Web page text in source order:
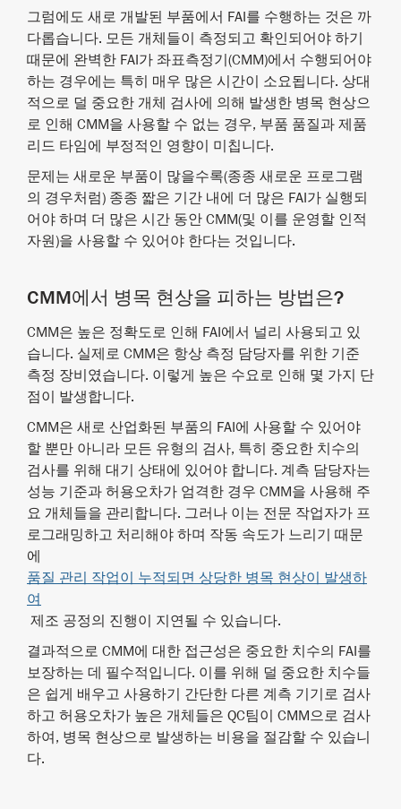
그럼에도 새로 개발된 부품에서 FAI를 수행하는 것은 까
다롭습니다. 모든 개체들이 측정되고 확인되어야 하기
때문에 완벽한 FAI가 좌표측정기(CMM)에서 수행되어야
하는 경우에는 특히 매우 많은 시간이 소요됩니다. 상대
적으로 덜 중요한 개체 검사에 의해 발생한 병목 현상으
로 인해 CMM을 사용할 수 없는 경우, 부품 품질과 제품
리드 타임에 부정적인 영향이 미칩니다.
문제는 새로운 부품이 많을수록(종종 새로운 프로그램
의 경우처럼) 종종 짧은 기간 내에 더 많은 FAI가 실행되
어야 하며 더 많은 시간 동안 CMM(및 이를 운영할 인적
자원)을 사용할 수 있어야 한다는 것입니다.
CMM에서 병목 현상을 피하는 방법은?
CMM은 높은 정확도로 인해 FAI에서 널리 사용되고 있
습니다. 실제로 CMM은 항상 측정 담당자를 위한 기준
측정 장비였습니다. 이렇게 높은 수요로 인해 몇 가지 단
점이 발생합니다.
CMM은 새로 산업화된 부품의 FAI에 사용할 수 있어야
할 뿐만 아니라 모든 유형의 검사, 특히 중요한 치수의
검사를 위해 대기 상태에 있어야 합니다. 계측 담당자는
성능 기준과 허용오차가 엄격한 경우 CMM을 사용해 주
요 개체들을 관리합니다. 그러나 이는 전문 작업자가 프
로그래밍하고 처리해야 하며 작동 속도가 느리기 때문
에
품질 관리 작업이 누적되면 상당한 병목 현상이 발생하
여
제조 공정의 진행이 지연될 수 있습니다.
결과적으로 CMM에 대한 접근성은 중요한 치수의 FAI를
보장하는 데 필수적입니다. 이를 위해 덜 중요한 치수들
은 쉽게 배우고 사용하기 간단한 다른 계측 기기로 검사
하고 허용오차가 높은 개체들은 QC팀이 CMM으로 검사
하여, 병목 현상으로 발생하는 비용을 절감할 수 있습니
다.